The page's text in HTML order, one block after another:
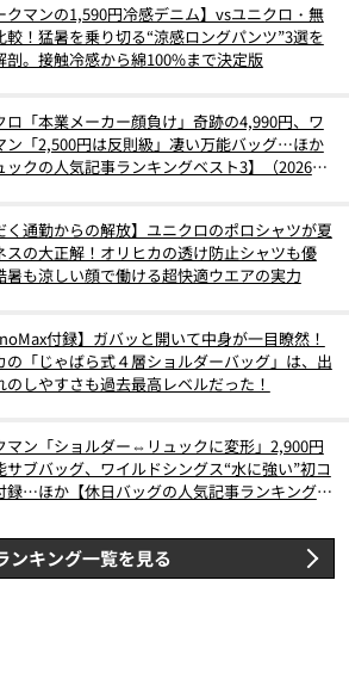
クマンの1,590円冷感デニム】vsユニクロ・無
較！猛暑を乗り切る“涼感ロングパンツ”3選を
剖。接触冷感から綿100%まで決定版
ロ「本業メーカー顔負け」奇跡の4,990円、ワ
ン「2,500円は反則級」凄い万能バッグ…ほか
ックの人気記事ランキングベスト3】（2026年
く通勤からの解放】ユニクロのポロシャツが夏
スの大正解！オリヒカの透け防止シャツも優
暑も涼しい顔で働ける超快適ウエアの実力
付録】ガバッと開いて中身が一目瞭然！
の「じゃばら式４層ショルダーバッグ」は、出
のしやすさも過去最高レベルだった！
マン「ショルダー⇔リュックに変形」2,900円
サブバッグ、ワイルドシングス“水に強い”初コ
録…ほか【休日バッグの人気記事ランキングベ
ンキング一覧を見る